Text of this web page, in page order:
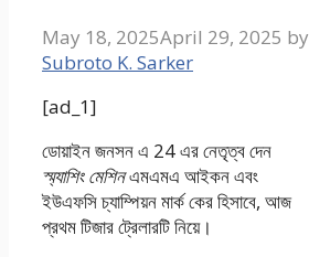
May 18, 2025April 29, 2025 by
Subroto K. Sarker
[ad_1]
ডোয়াইন জনসন এ 24 এর নেতৃত্ব দেন
স্ম্যাশিং মেশিনএমএমএ আইকন এবং
ইউএফসি চ্যাম্পিয়ন মার্ক কের হিসাবে, আজ
প্রথম টিজার ট্রেলারটি নিয়ে।